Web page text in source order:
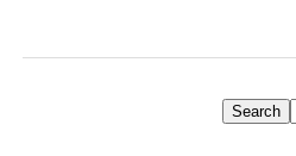
Search